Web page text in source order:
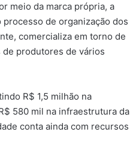
meio da marca própria, a
de organização dos
comercializa em torno de
produtores de vários
R$ 1,5 milhão na
580 mil na infraestrutura da
conta ainda com recursos